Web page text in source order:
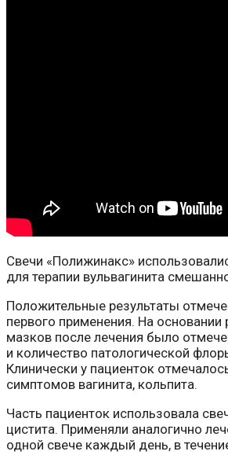
Свечи «Полижинакс»
для терапии вульвагинита
Положительные результаты
первого применения. На основании
мазков после лечения было
и количество патологической
Клинически у пациенток
симптомов вагинита, кольпита.
Часть пациенток использовала
цистита. Применяли аналогично
одной свече каждый день, в